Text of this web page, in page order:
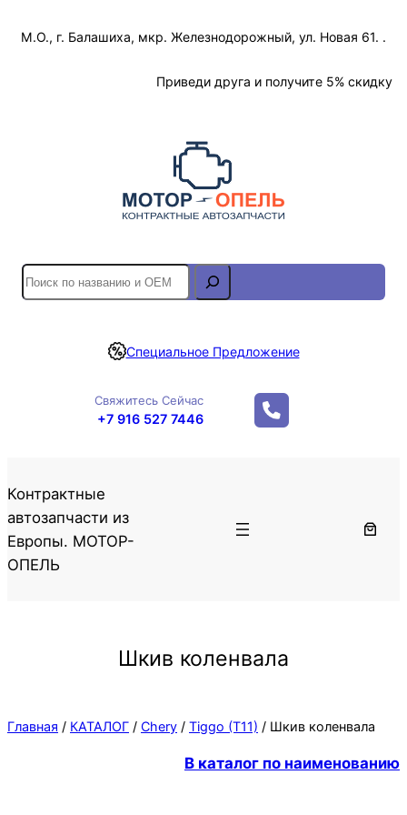
М.О., г. Балашиха, мкр. Железнодорожный, ул. Новая 61. .
Приведи друга и получите 5% скидку
S
e
r
Специальное Предложение
Свяжитесь Сейчас
+7 916 527 7446
Контрактные
автозапчасти из
Европы. МОТОР-
ОПЕЛЬ
Шкив коленвала
Главная / КАТАЛОГ / Chery / Tiggo (T11) / Шкив коленвала
В каталог по наименованию